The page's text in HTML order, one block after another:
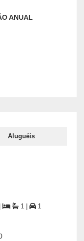
ANUAL
Aluguéis
1 | 1